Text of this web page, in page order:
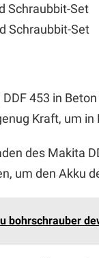
Schraubbit-Set
Schraubbit-Set
453 in
Kraft, um in
des Makita
um den Akku
bohrschrauber